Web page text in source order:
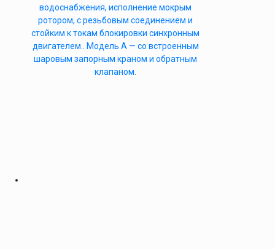
водоснабжения, исполнение мокрым
ротором, с резьбовым соединением и
стойким к токам блокировки синхронным
двигателем.. Модель А — со встроенным
шаровым запорным краном и обратным
клапаном.